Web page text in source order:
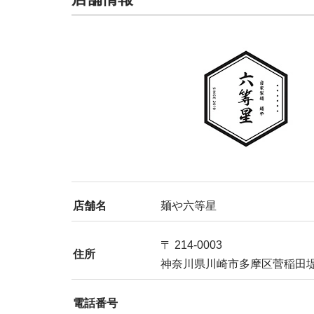
店舗名 麺や六等星
住所
〒 214-0003
神奈川県川崎市多摩区菅稲田
電話番号